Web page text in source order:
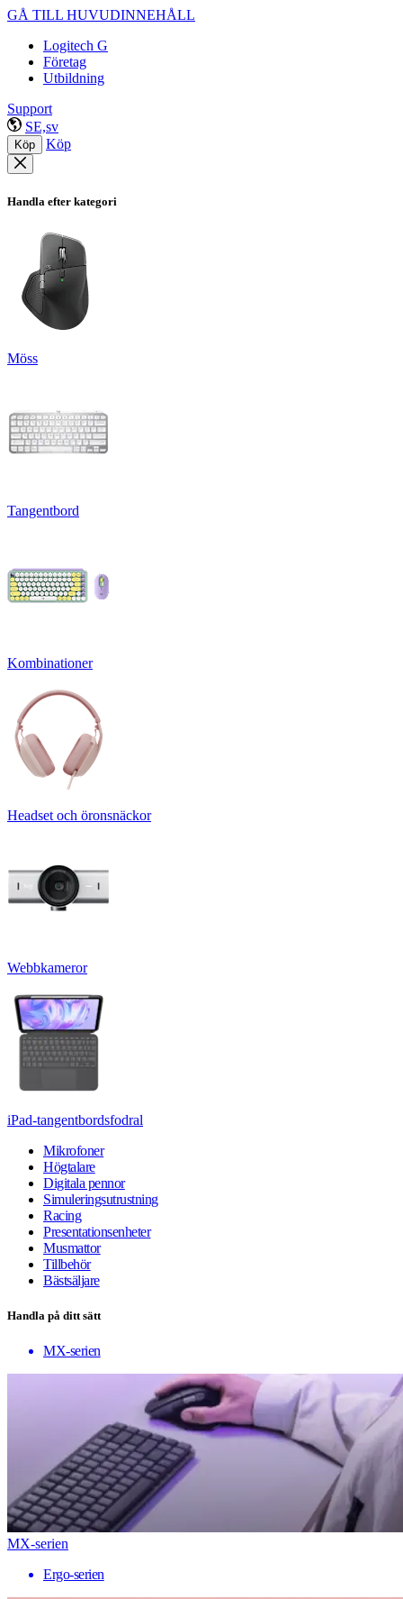
GÅ TILL HUVUDINNEHÅLL
Logitech G
Företag
Utbildning
Support
SE,sv
Köp Köp
Handla efter kategori
Möss
Tangentbord
Kombinationer
Headset och öronsnäckor
Webbkameror
iPad-tangentbordsfodral
Mikrofoner
Högtalare
Digitala pennor
Simuleringsutrustning
Racing
Presentationsenheter
Musmattor
Tillbehör
Bästsäljare
Handla på ditt sätt
MX-serien
MX-serien
Ergo-serien